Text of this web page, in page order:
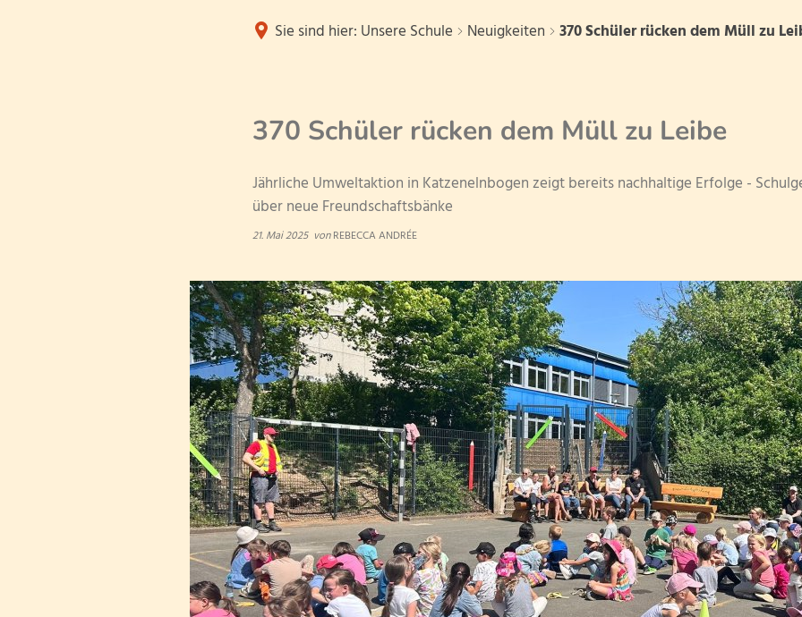
Neuigkeiten
Unsere Schulwerte
Unsere Klassen
Klasse 1c
Klasse 1d
Klasse 2a
Klasse 2b
Klasse 2c
Klasse 2d
Klasse 3a
Klasse 3b
Klasse 3c
Klasse 3d
Klasse 4a
Unser Team
Schulleitung
Lehrerkollegium
Schulsozialarbeit
FSJler
Ganztag/Mittagessen
Sekretariat
Hausmeister
Reinigungskräfte
Unser Schulelternbeirat
volle Halbtagsschule
Schwerpunktschule
Medienkoordination
Ganztagsschule
Alles Wichtige auf einen Blick
Mittagessen
Lernzeit
Betreuende Grundschule
Förderverein
Kindertagesstätten
Schulobstprogramm
Sportjugend Rheinland-Pfalz
Datenschutzworkshop
Förder- und Beratungszentrum
Haus der Familie
Bücherei für den Einrich
Sie sind hier: Unsere Schule Neuigkeiten 370 Schüler rücken dem Müll zu
370 Schüler rücken dem Müll zu Leibe
Jährliche Umweltaktion in Katzenelnbogen zeigt bereits nachhaltige Erfolge -
über neue Freundschaftsbänke
21. Mai 2025 vonREBECCA ANDRÉE